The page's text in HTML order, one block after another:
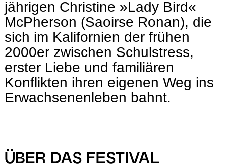
jährigen Christine »Lady Bird«
McPherson (Saoirse Ronan), die
sich im Kalifornien der frühen
2000er zwischen Schulstress,
erster Liebe und familiären
Konflikten ihren eigenen Weg ins
Erwachsenenleben bahnt.
ÜBER DAS FESTIVAL